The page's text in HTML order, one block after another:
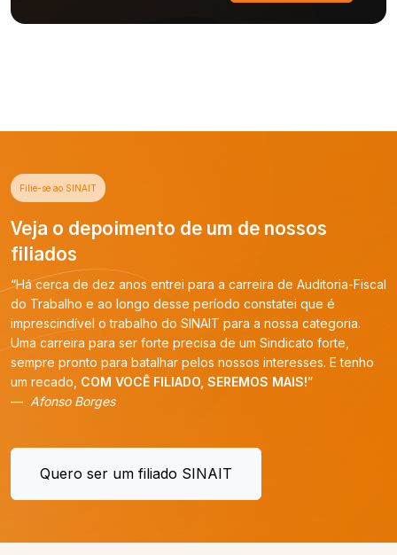
Filie-se ao SINAIT
Veja o depoimento de um de nossos
filiados
“Há cerca de dez anos entrei para a carreira de Auditoria-Fiscal
do Trabalho e ao longo desse período constatei que é
imprescindível o trabalho do SINAIT para a nossa categoria.
Uma carreira para ser forte precisa de um Sindicato forte,
sempre pronto para batalhar pelos nossos interesses. E tenho
um recado, COM VOCÊ FILIADO, SEREMOS MAIS!”
Afonso Borges
Quero ser um filiado SINAIT